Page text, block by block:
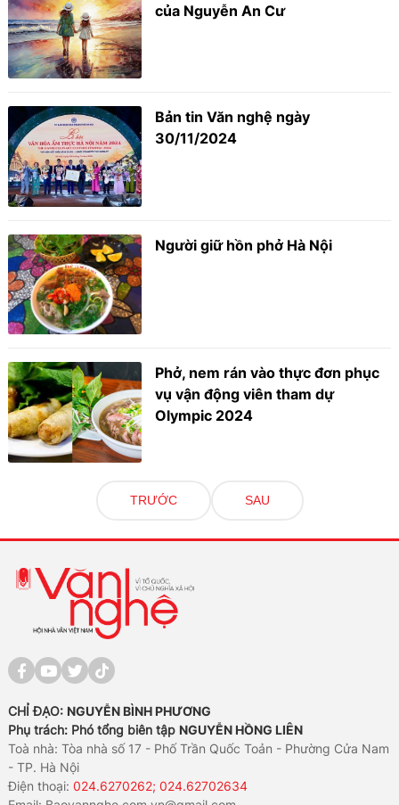
của Nguyễn An Cư
Bản tin Văn nghệ ngày
30/11/2024
Người giữ hồn phở Hà Nội
Phở, nem rán vào thực đơn phục
vụ vận động viên tham dự
Olympic 2024
TRƯỚC SAU
CHỈ ĐẠO: NGUYỄN BÌNH PHƯƠNG
Phụ trách: Phó tổng biên tập NGUYỄN HỒNG LIÊN
Toà nhà: Tòa nhà số 17 - Phố Trần Quốc Toản - Phường Cửa Nam
- TP. Hà Nội
Điện thoại:024.6270262; 024.62702634